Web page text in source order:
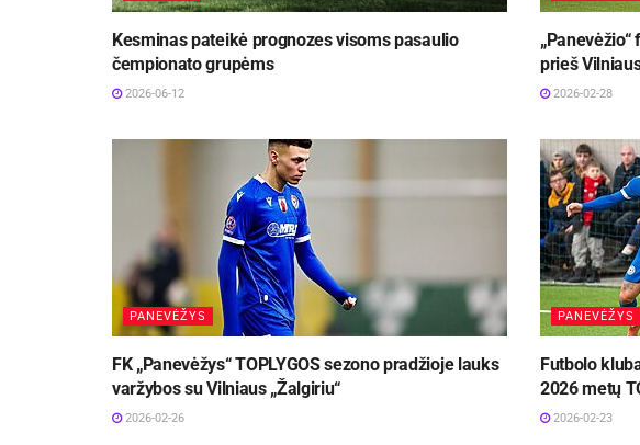
Kesminas pateikė prognozes visoms pasaulio
čempionato grupėms
2026-06-12
prieš
2026-02-28
PANEVĖŽYS
FK „Panevėžys“ TOPLYGOS sezono pradžioje lauks
varžybos su Vilniaus „Žalgiriu“
2026-02-26
PANEVĖŽYS
Futbolo
2026 metų
2026-02-23